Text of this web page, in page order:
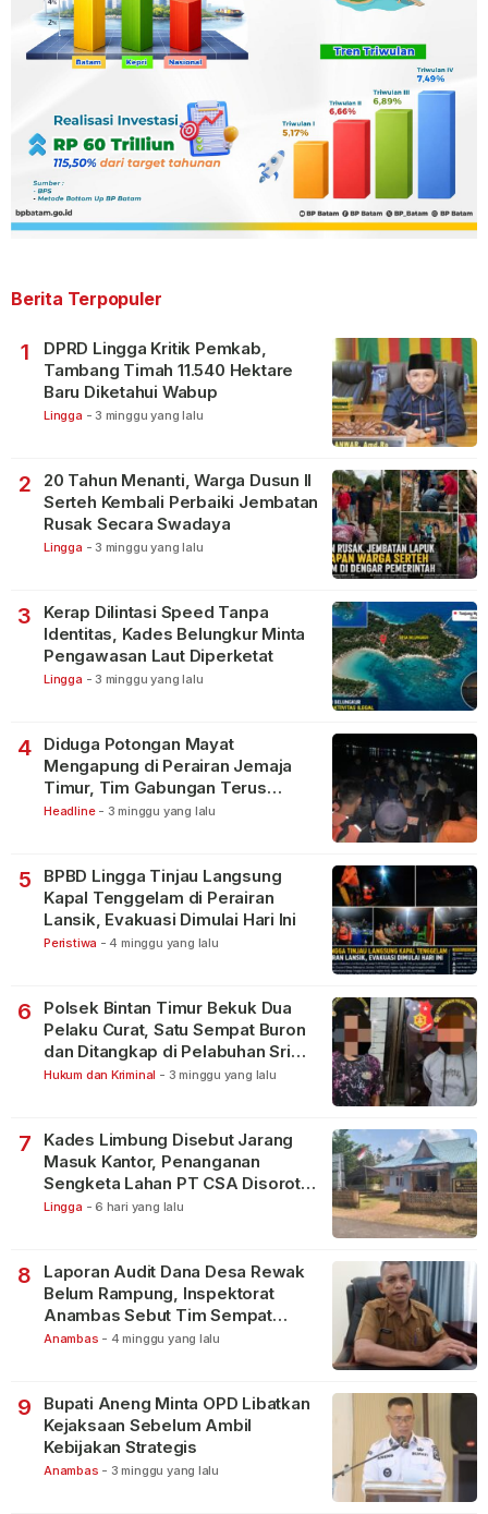
Berita Terpopuler
1
DPRD Lingga Kritik Pemkab,
Tambang Timah 11.540 Hektare
Baru Diketahui Wabup
Lingga - 3 minggu yang lalu
2
20 Tahun Menanti, Warga Dusun II
Serteh Kembali Perbaiki Jembatan
Rusak Secara Swadaya
Lingga - 3 minggu yang lalu
3
Kerap Dilintasi Speed Tanpa
Identitas, Kades Belungkur Minta
Pengawasan Laut Diperketat
Lingga - 3 minggu yang lalu
4
Diduga Potongan Mayat
Mengapung di Perairan Jemaja
Timur, Tim Gabungan Terus
Lakukan Pencarian
Headline - 3 minggu yang lalu
5
BPBD Lingga Tinjau Langsung
Kapal Tenggelam di Perairan
Lansik, Evakuasi Dimulai Hari Ini
Peristiwa - 4 minggu yang lalu
6
Polsek Bintan Timur Bekuk Dua
Pelaku Curat, Satu Sempat Buron
dan Ditangkap di Pelabuhan Sri
Bintan Pura
Hukum dan Kriminal - 3 minggu yang lalu
7
Kades Limbung Disebut Jarang
Masuk Kantor, Penanganan
Sengketa Lahan PT CSA Disorot
Warga
Lingga - 6 hari yang lalu
8
Laporan Audit Dana Desa Rewak
Belum Rampung, Inspektorat
Anambas Sebut Tim Sempat
Terbagi Tangani Kasus Lain
Anambas - 4 minggu yang lalu
9
Bupati Aneng Minta OPD Libatkan
Kejaksaan Sebelum Ambil
Kebijakan Strategis
Anambas - 3 minggu yang lalu